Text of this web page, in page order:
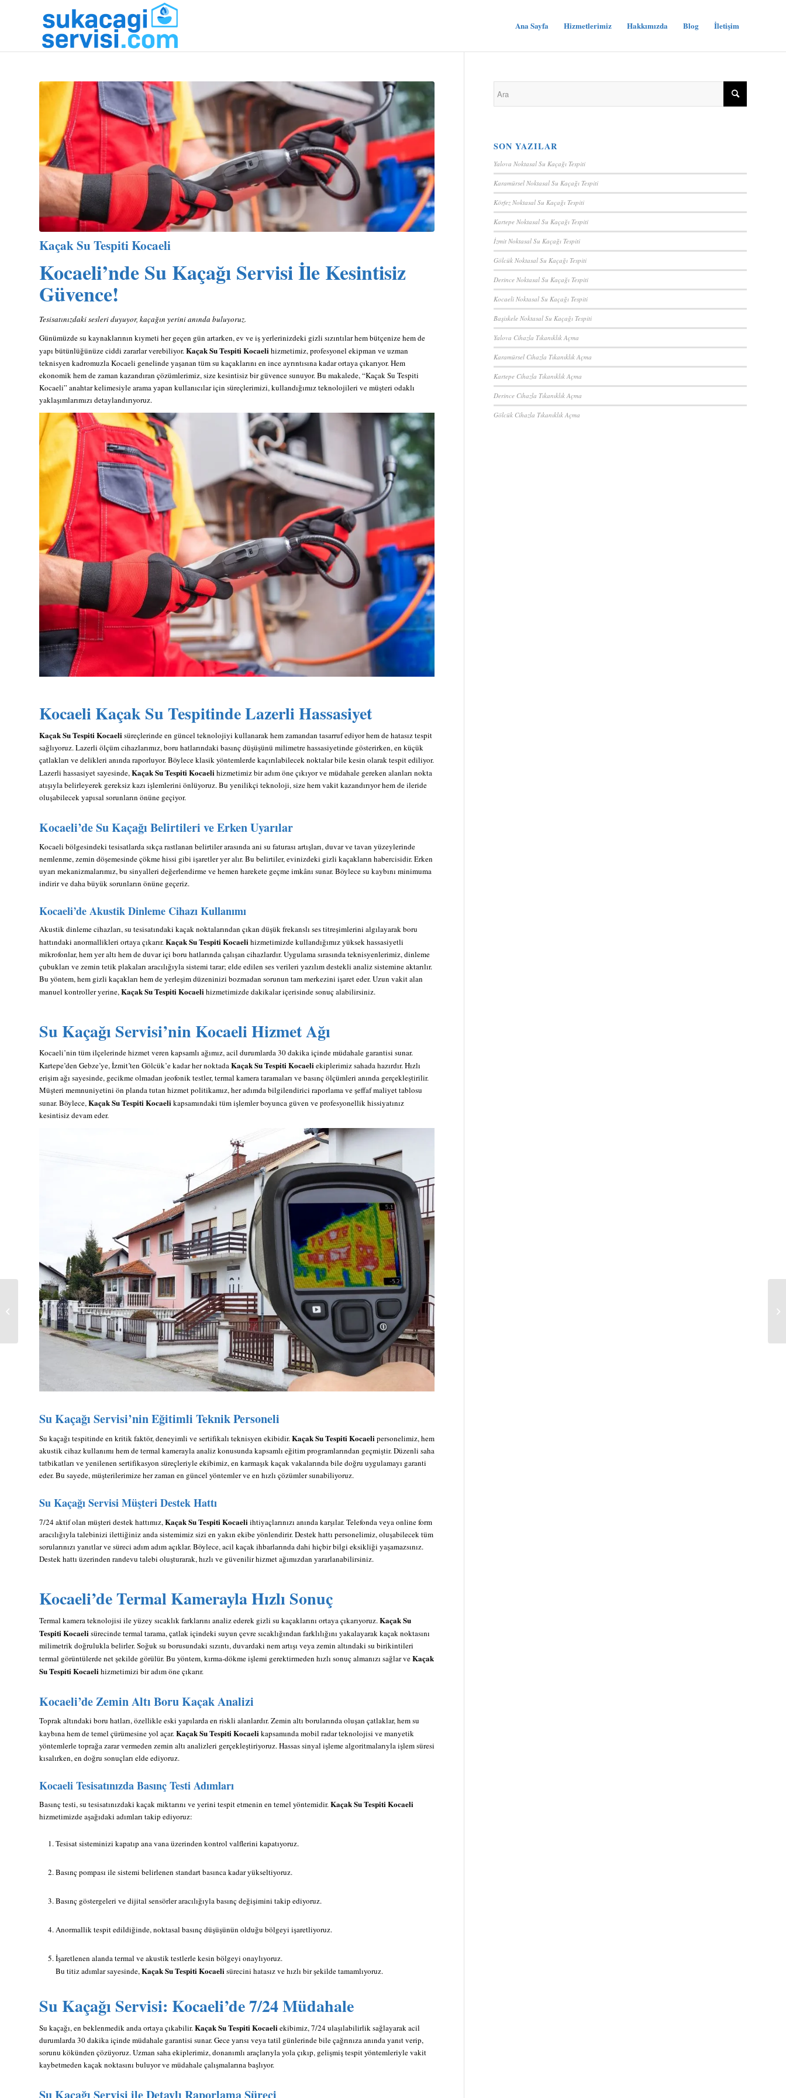
Ana Sayfa Hizmetlerimiz Hakkımızda Blog İletişim
Kaçak Su Tespiti Kocaeli
Kocaeli’nde Su Kaçağı Servisiİle Kesintisiz
Güvence!
Tesisatınızdaki sesleri duyuyor, kaçağın yerini anında buluyoruz.
Günümüzde su kaynaklarının kıymeti her geçen gün artarken, ev ve iş yerlerinizdeki gizli sızıntılar hem bütçenize hem de
yapı bütünlüğünüze ciddi zararlar verebiliyor.Kaçak Su Tespiti Kocaelihizmetimiz, profesyonel ekipman ve uzman
teknisyen kadromuzla Kocaeli genelinde yaşanan tüm su kaçaklarını en ince ayrıntısına kadar ortaya çıkarıyor. Hem
ekonomik hem de zaman kazandıran çözümlerimiz, size kesintisiz bir güvence sunuyor. Bu makalede, “Kaçak Su Tespiti
Kocaeli” anahtar kelimesiyle arama yapan kullanıcılar için süreçlerimizi, kullandığımız teknolojileri ve müşteri odaklı
yaklaşımlarımızı detaylandırıyoruz.
Kocaeli Kaçak Su Tespitinde Lazerli Hassasiyet
Kaçak Su Tespiti Kocaeli süreçlerinde en güncel teknolojiyi kullanarak hem zamandan tasarruf ediyor hem de hatasız tespit
sağlıyoruz. Lazerli ölçüm cihazlarımız, boru hatlarındaki basınç düşüşünü milimetre hassasiyetinde gösterirken, en küçük
çatlakları ve delikleri anında raporluyor. Böylece klasik yöntemlerde kaçırılabilecek noktalar bile kesin olarak tespit ediliyor.
Lazerli hassasiyet sayesinde, Kaçak Su Tespiti Kocaeli hizmetimiz bir adım öne çıkıyor ve müdahale gereken alanları nokta
atışıyla belirleyerek gereksiz kazı işlemlerini önlüyoruz. Bu yenilikçi teknoloji, size hem vakit kazandırıyor hem de ileride
oluşabilecek yapısal sorunların önüne geçiyor.
Kocaeli’de Su Kaçağı Belirtileri ve Erken Uyarılar
Kocaeli bölgesindeki tesisatlarda sıkça rastlanan belirtiler arasında ani su faturası artışları, duvar ve tavan yüzeylerinde
nemlenme, zemin döşemesinde çökme hissi gibi işaretler yer alır. Bu belirtiler, evinizdeki gizli kaçakların habercisidir. Erken
uyarı mekanizmalarımız, bu sinyalleri değerlendirme ve hemen harekete geçme imkânı sunar. Böylece su kaybını minimuma
indirir ve daha büyük sorunların önüne geçeriz.
Kocaeli’de Akustik Dinleme Cihazı Kullanımı
Akustik dinleme cihazları, su tesisatındaki kaçak noktalarından çıkan düşük frekanslı ses titreşimlerini algılayarak boru
hattındaki anormallikleri ortaya çıkarır.Kaçak Su Tespiti Kocaeli hizmetimizde kullandığımız yüksek hassasiyetli
mikrofonlar, hem yer altı hem de duvar içi boru hatlarında çalışan cihazlardır. Uygulama sırasında teknisyenlerimiz, dinleme
çubukları ve zemin tetik plakaları aracılığıyla sistemi tarar; elde edilen ses verileri yazılım destekli analiz sistemine aktarılır.
Bu yöntem, hem gizli kaçakları hem de yerleşim düzeninizi bozmadan sorunun tam merkezini işaret eder. Uzun vakit alan
manuel kontroller yerine,Kaçak Su Tespiti Kocaeli hizmetimizde dakikalar içerisinde sonuç alabilirsiniz.
Su Kaçağı Servisi’nin Kocaeli Hizmet Ağı
Kocaeli’nin tüm ilçelerinde hizmet veren kapsamlı ağımız, acil durumlarda 30 dakika içinde müdahale garantisi sunar.
Kartepe’den Gebze’ye, İzmit’ten Gölcük’e kadar her noktadaKaçak Su Tespiti Kocaeli ekiplerimiz sahada hazırdır. Hızlı
erişim ağı sayesinde, gecikme olmadan jeofonik testler, termal kamera taramaları ve basınç ölçümleri anında gerçekleştirilir.
Müşteri memnuniyetini ön planda tutan hizmet politikamız, her adımda bilgilendirici raporlama ve şeffaf maliyet tablosu
sunar. Böylece,Kaçak Su Tespiti Kocaeli kapsamındaki tüm işlemler boyunca güven ve profesyonellik hissiyatınız
kesintisiz devam eder.
Su Kaçağı Servisi’nin Eğitimli Teknik Personeli
Su kaçağı tespitinde en kritik faktör, deneyimli ve sertifikalı teknisyen ekibidir.Kaçak Su Tespiti Kocaelipersonelimiz, hem
akustik cihaz kullanımı hem de termal kamerayla analiz konusunda kapsamlı eğitim programlarından geçmiştir. Düzenli saha
tatbikatları ve yenilenen sertifikasyon süreçleriyle ekibimiz, en karmaşık kaçak vakalarında bile doğru uygulamayı garanti
eder. Bu sayede, müşterilerimize her zaman en güncel yöntemler ve en hızlı çözümler sunabiliyoruz.
Su Kaçağı Servisi Müşteri Destek Hattı
7/24 aktif olan müşteri destek hattımız, Kaçak Su Tespiti Kocaeli ihtiyaçlarınızı anında karşılar. Telefonda veya online form
aracılığıyla talebinizi ilettiğiniz anda sistemimiz sizi en yakın ekibe yönlendirir. Destek hattı personelimiz, oluşabilecek tüm
sorularınızı yanıtlar ve süreci adım adım açıklar. Böylece, acil kaçak ihbarlarında dahi hiçbir bilgi eksikliği yaşamazsınız.
Destek hattı üzerinden randevu talebi oluşturarak, hızlı ve güvenilir hizmet ağımızdan yararlanabilirsiniz.
Kocaeli’de Termal Kamerayla Hızlı Sonuç
Termal kamera teknolojisi ile yüzey sıcaklık farklarını analiz ederek gizli su kaçaklarını ortaya çıkarıyoruz. Kaçak Su
Tespiti Kocaeli sürecinde termal tarama, çatlak içindeki suyun çevre sıcaklığından farklılığını yakalayarak kaçak noktasını
milimetrik doğrulukla belirler. Soğuk su borusundaki sızıntı, duvardaki nem artışı veya zemin altındaki su birikintileri
termal görüntülerde net şekilde görülür. Bu yöntem, kırma-dökme işlemi gerektirmeden hızlı sonuç almanızı sağlar veKaçak
Su Tespiti Kocaeli hizmetimizi bir adım öne çıkarır.
Kocaeli’de Zemin Altı Boru Kaçak Analizi
Toprak altındaki boru hatları, özellikle eski yapılarda en riskli alanlardır. Zemin altı borularında oluşan çatlaklar, hem su
kaybına hem de temel çürümesine yol açar.Kaçak Su Tespiti Kocaeli kapsamında mobil radar teknolojisi ve manyetik
yöntemlerle toprağa zarar vermeden zemin altı analizleri gerçekleştiriyoruz. Hassas sinyal işleme algoritmalarıyla işlem süresi
kısalırken, en doğru sonuçları elde ediyoruz.
Kocaeli Tesisatınızda Basınç Testi Adımları
Basınç testi, su tesisatınızdaki kaçak miktarını ve yerini tespit etmenin en temel yöntemidir.Kaçak Su Tespiti Kocaeli
hizmetimizde aşağıdaki adımları takip ediyoruz:
Tesisat sisteminizi kapatıp ana vana üzerinden kontrol valflerini kapatıyoruz.
Basınç pompası ile sistemi belirlenen standart basınca kadar yükseltiyoruz.
Basınç göstergeleri ve dijital sensörler aracılığıyla basınç değişimini takip ediyoruz.
Anormallik tespit edildiğinde, noktasal basınç düşüşünün olduğu bölgeyi işaretliyoruz.
İşaretlenen alanda termal ve akustik testlerle kesin bölgeyi onaylıyoruz.
Bu titiz adımlar sayesinde,Kaçak Su Tespiti Kocaelisürecini hatasız ve hızlı bir şekilde tamamlıyoruz.
Su Kaçağı Servisi: Kocaeli’de 7/24 Müdahale
Su kaçağı, en beklenmedik anda ortaya çıkabilir.Kaçak Su Tespiti Kocaeliekibimiz, 7/24 ulaşılabilirlik sağlayarak acil
durumlarda 30 dakika içinde müdahale garantisi sunar. Gece yarısı veya tatil günlerinde bile çağrınıza anında yanıt verip,
sorunu kökünden çözüyoruz. Uzman saha ekiplerimiz, donanımlı araçlarıyla yola çıkıp, gelişmiş tespit yöntemleriyle vakit
kaybetmeden kaçak noktasını buluyor ve müdahale çalışmalarına başlıyor.
SON YAZILAR
Yalova Noktasal Su Kaçağı Tespiti
Karamürsel Noktasal Su Kaçağı Tespiti
Körfez Noktasal Su Kaçağı Tespiti
Kartepe Noktasal Su Kaçağı Tespiti
İzmit Noktasal Su Kaçağı Tespiti
Gölcük Noktasal Su Kaçağı Tespiti
Derince Noktasal Su Kaçağı Tespiti
Kocaeli Noktasal Su Kaçağı Tespiti
Başiskele Noktasal Su Kaçağı Tespiti
Yalova Cihazla Tıkanıklık Açma
Karamürsel Cihazla Tıkanıklık Açma
Kartepe Cihazla Tıkanıklık Açma
Derince Cihazla Tıkanıklık Açma
Gölcük Cihazla Tıkanıklık Açma
Kaçak Su Tespiti
Başiskele